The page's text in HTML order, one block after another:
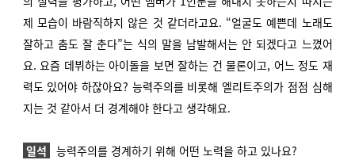
제 모습이 바람직하지 않은 것 같더라고요. “얼굴도 예쁜데 노래도
잘하고 춤도 잘 춘다”는 식의 말을 남발해서는 안 되겠다고 느꼈어
요. 요즘 데뷔하는 아이돌을 보면 잘하는 건 물론이고, 어느 정도 재
력도 있어야 하잖아요? 능력주의를 비롯해 엘리트주의가 점점 심해
지는 것 같아서 더 경계해야 한다고 생각해요.
일석 능력주의를 경계하기 위해 어떤 노력을 하고 있나요?